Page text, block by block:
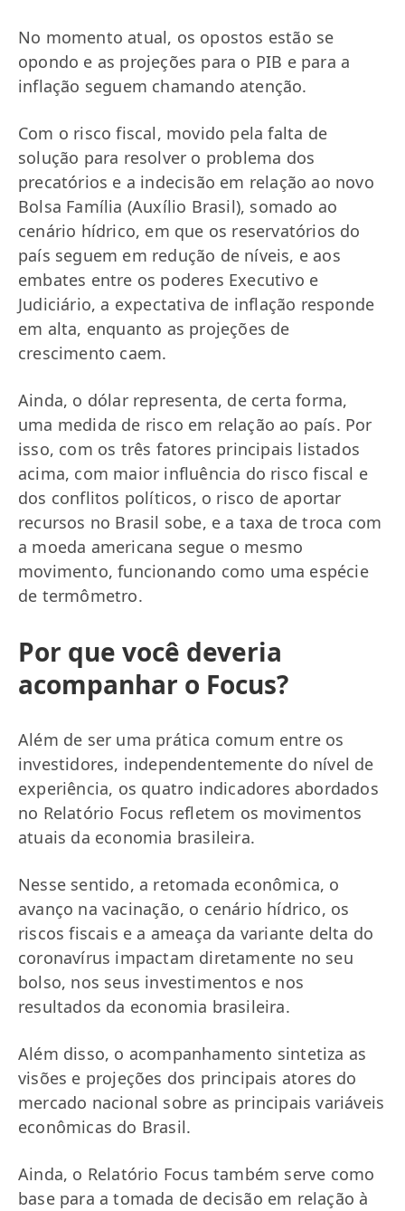
No momento atual, os opostos estão se
opondo e as projeções para o PIB e para a
inflação seguem chamando atenção.
Com o risco fiscal, movido pela falta de
solução para resolver o problema dos
precatórios e a indecisão em relação ao novo
Bolsa Família (Auxílio Brasil), somado ao
cenário hídrico, em que os reservatórios do
país seguem em redução de níveis, e aos
embates entre os poderes Executivo e
Judiciário, a expectativa de inflação responde
em alta, enquanto as projeções de
crescimento caem.
Ainda, o dólar representa, de certa forma,
uma medida de risco em relação ao país. Por
isso, com os três fatores principais listados
acima, com maior influência do risco fiscal e
dos conflitos políticos, o risco de aportar
recursos no Brasil sobe, e a taxa de troca com
a moeda americana segue o mesmo
movimento, funcionando como uma espécie
de termômetro.
Por que você deveria
acompanhar o Focus?
Além de ser uma prática comum entre os
investidores, independentemente do nível de
experiência, os quatro indicadores abordados
no Relatório Focus refletem os movimentos
atuais da economia brasileira.
Nesse sentido, a retomada econômica, o
avanço na vacinação, o cenário hídrico, os
riscos fiscais e a ameaça da variante delta do
coronavírus impactam diretamente no seu
bolso, nos seus investimentos e nos
resultados da economia brasileira.
Além disso, o acompanhamento sintetiza as
visões e projeções dos principais atores do
mercado nacional sobre as principais variáveis
econômicas do Brasil.
Ainda, o Relatório Focus também serve como
base para a tomada de decisão em relação à